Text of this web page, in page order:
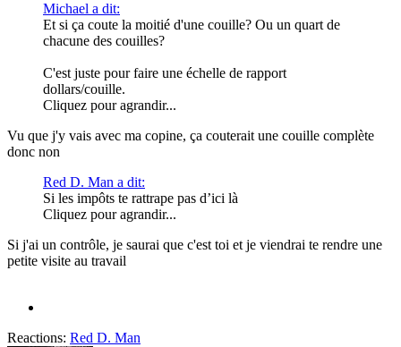
Michael a dit:
Et si ça coute la moitié d'une couille? Ou un quart de
chacune des couilles?
C'est juste pour faire une échelle de rapport
dollars/couille.
Cliquez pour agrandir...
Vu que j'y vais avec ma copine, ça couterait une couille complète
donc non
Red D. Man a dit:
Si les impôts te rattrape pas d’ici là
Cliquez pour agrandir...
Si j'ai un contrôle, je saurai que c'est toi et je viendrai te rendre une
petite visite au travail
Reactions: Red D. Man